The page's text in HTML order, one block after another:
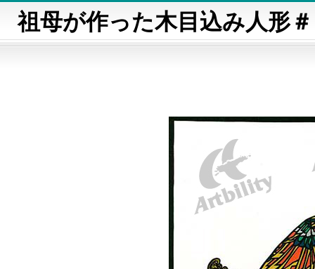
祖母が作った木目込み人形